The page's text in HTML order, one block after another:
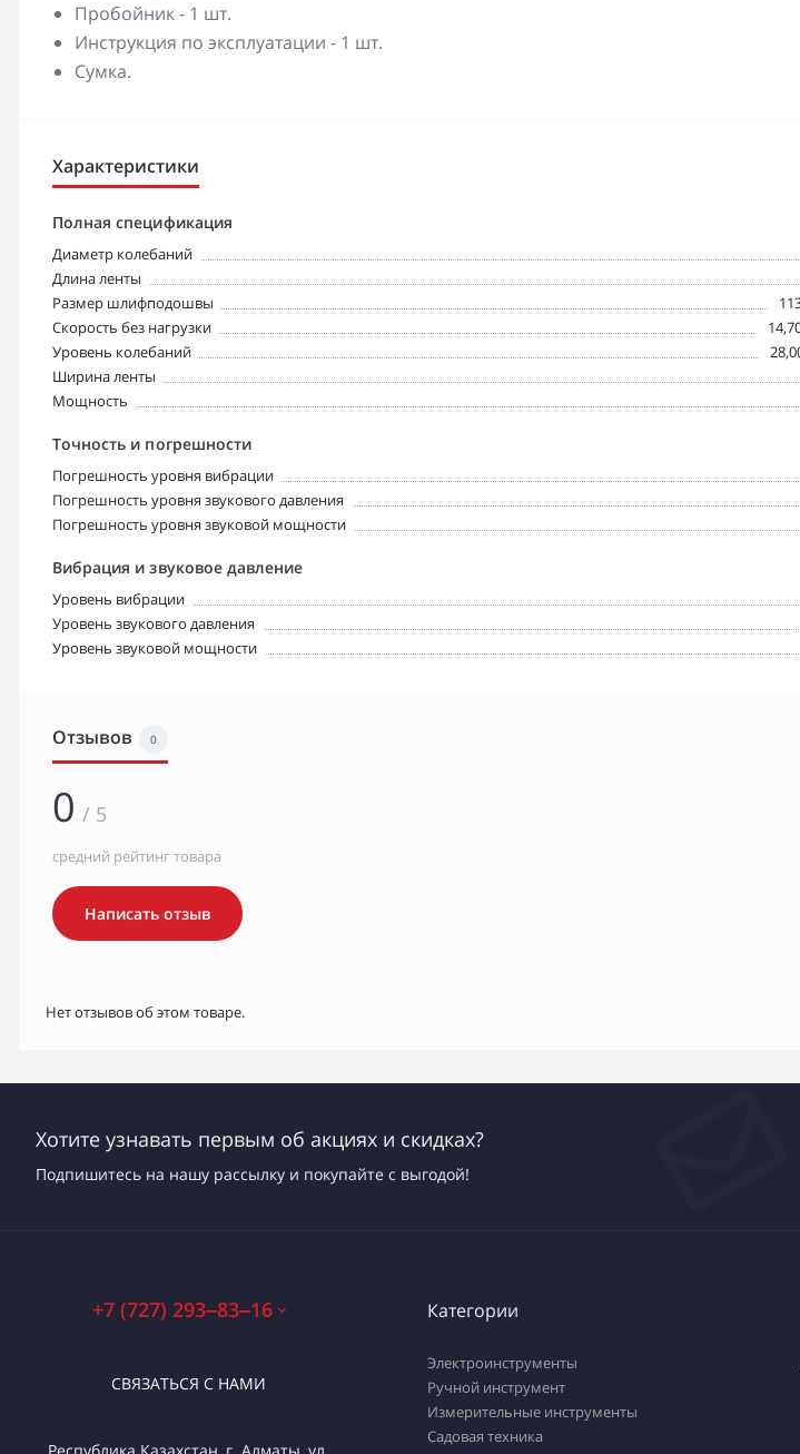
Пробойник - 1 шт.
Инструкция по эксплуатации - 1 шт.
Сумка.
Характеристики
Полная спецификация
Диаметр колебаний
Длина ленты
Размер шлифподошвы
Скорость без нагрузки
Уровень колебаний
Ширина ленты
Мощность
Точность и погрешности
Погрешность уровня вибрации
Погрешность уровня звукового давления
Погрешность уровня звуковой мощности
Вибрация и звуковое давление
Уровень вибрации
Уровень звукового давления
Уровень звуковой мощности
Отзывов 0
0 / 5
средний рейтинг товара
Написать отзыв
Нет отзывов об этом товаре.
Хотите узнавать первым об акциях и скидках?
Подпишитесь на нашу рассылку и покупайте с выгодой!
+7 (727) 293‒83‒16
СВЯЗАТЬСЯ С НАМИ
Категории
Электроинструменты
Ручной инструмент
Измерительные инструменты
Садовая техника